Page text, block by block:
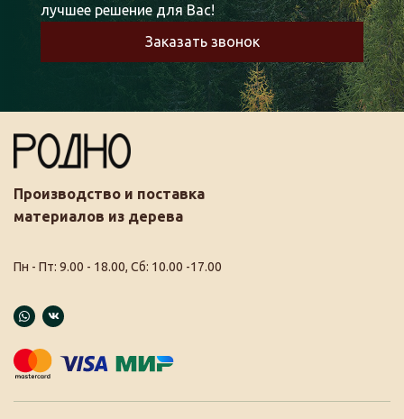
лучшее решение для Вас!
Заказать звонок
Производство и поставка
материалов из дерева
Пн - Пт: 9.00 - 18.00, Сб: 10.00 -17.00